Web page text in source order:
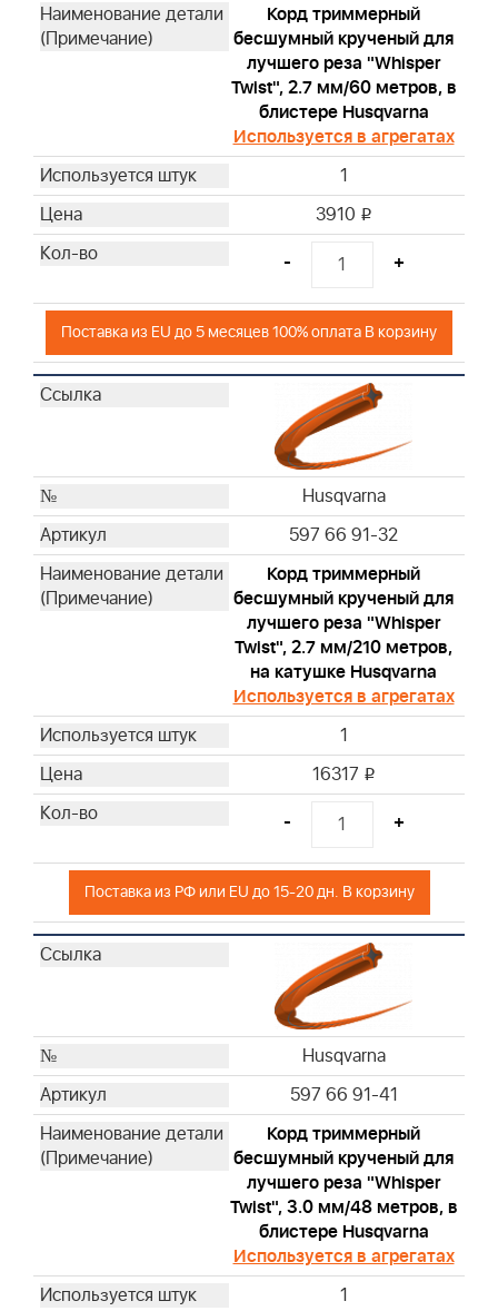
Корд триммерный
бесшумный крученый для
лучшего реза "Whisper
Twist", 2.7 мм/60 метров, в
блистере Husqvarna
Используется в агрегатах
1
3910 i
- +
Поставка из EU до 5 месяцев 100% оплата В корзину
Husqvarna
597 66 91-32
Корд триммерный
бесшумный крученый для
лучшего реза "Whisper
Twist", 2.7 мм/210 метров,
на катушке Husqvarna
Используется в агрегатах
1
16317 i
- +
Поставка из РФ или EU до 15-20 дн. В корзину
Husqvarna
597 66 91-41
Корд триммерный
бесшумный крученый для
лучшего реза "Whisper
Twist", 3.0 мм/48 метров, в
блистере Husqvarna
Используется в агрегатах
1